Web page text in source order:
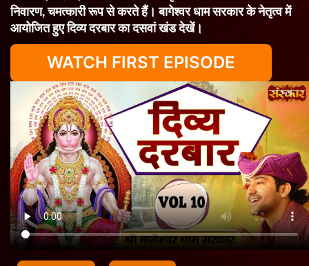
निवारण, चमत्कारी रूप से करते हैं। बागेश्वर धाम सरकार के नेतृत्व में
आयोजित हुए दिव्य दरबार का दसवां खंड देखें।
WATCH FIRST EPISODE